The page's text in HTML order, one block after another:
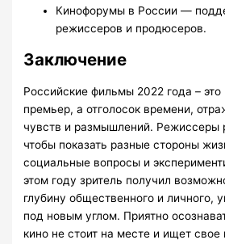
Кинофорумы в России —
режиссеров и продюсеров.
Заключение
Российские фильмы 2022 года – это
премьер, а отголосок времени,
чувств и размышлений. Режиссеры
чтобы показать разные стороны
социальные вопросы и
этом году зритель получил
глубину общественного и личного,
под новым углом. Приятно
кино не стоит на месте и ищет